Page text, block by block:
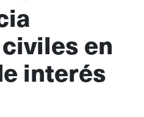
en
interés